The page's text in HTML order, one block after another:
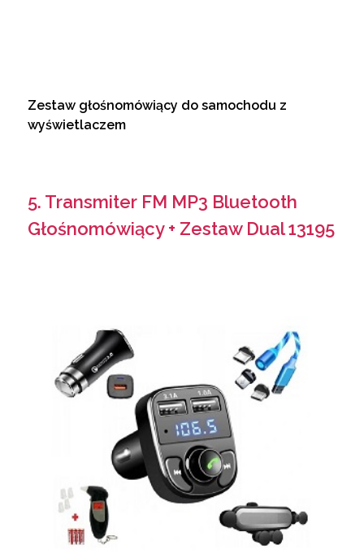
Zestaw głośnomówiący do samochodu z
wyświetlaczem
5. Transmiter FM MP3 Bluetooth
Głośnomówiący + Zestaw Dual 13195